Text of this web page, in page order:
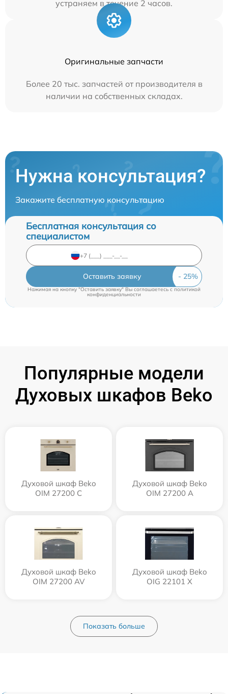
устраняем в течение 2 часов.
Оригинальные запчасти
Более 20 тыс. запчастей от производителя в
наличии на собственных складах.
Нужна консультация?
Закажите бесплатную консультацию
Бесплатная консультация со
специалистом
Оставить заявку
Нажимая на кнопку "Оставить заявку" Вы соглашаетесь c политикой
конфиденциальности
Популярные модели
Духовых шкафов Beko
Духовой шкаф Beko
OIM 27200 C
Духовой шкаф Beko
OIM 27200 A
Духовой шкаф Beko
OIM 27200 AV
Духовой шкаф Beko
OIG 22101 X
Показать больше